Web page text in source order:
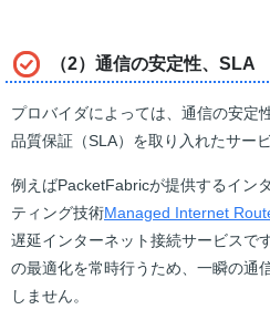
（2）通信の安定性、SLA
プロバイダによっては、通信の安定
品質保証（SLA）を取り入れたサー
例えばPacketFabricが提供するイン
ティング技術Managed Internet
遅延インターネット接続サービスで
の最適化を常時行うため、一瞬の通
しません。